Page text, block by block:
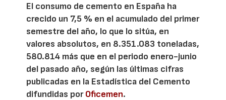
El consumo de cemento en España ha
crecido un 7,5 % en el acumulado del primer
semestre del año, lo que lo sitúa, en
valores absolutos, en 8.351.083 toneladas,
580.814 más que en el periodo enero-junio
del pasado año, según las últimas cifras
publicadas en la Estadística del Cemento
difundidas porOficemen.